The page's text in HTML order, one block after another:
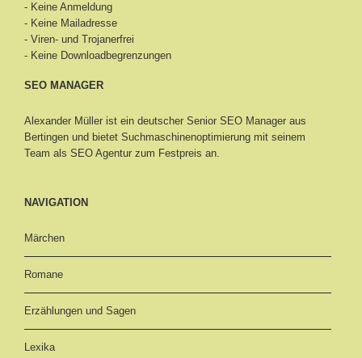
- Keine Anmeldung
- Keine Mailadresse
- Viren- und Trojanerfrei
- Keine Downloadbegrenzungen
SEO MANAGER
Alexander Müller ist ein deutscher Senior SEO Manager aus
Bertingen und bietet Suchmaschinenoptimierung mit seinem
Team als SEO Agentur zum Festpreis an.
NAVIGATION
Märchen
Romane
Erzählungen und Sagen
Lexika